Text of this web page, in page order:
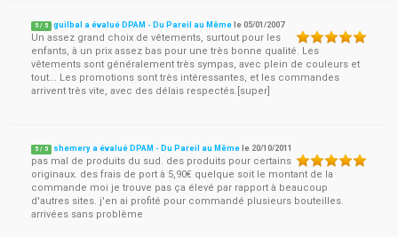
5 / 5 guilbal a évalué DPAM - Du Pareil au Même le05/01/2007
Un assez grand choix de vêtements, surtout pour les
enfants, à un prix assez bas pour une très bonne qualité. Les
vêtements sont généralement très sympas, avec plein de couleurs et
tout... Les promotions sont très intéressantes, et les commandes
arrivent très vite, avec des délais respectés.[super]
5 / 5 shemery a évalué DPAM - Du Pareil au Même le 20/10/2011
pas mal de produits du sud. des produits pour certains
originaux. des frais de port à 5,90€ quelque soit le montant de la
commande moi je trouve pas ça élevé par rapport à beaucoup
d'autres sites. j'en ai profité pour commandé plusieurs bouteilles.
arrivées sans problème